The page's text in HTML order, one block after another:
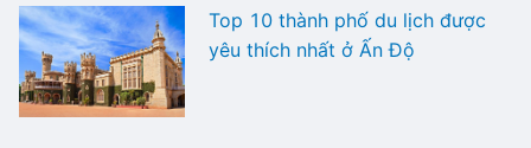
Top 10 thành phố du lịch được
yêu thích nhất ở Ấn Độ